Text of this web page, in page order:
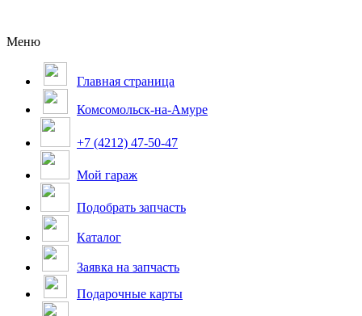
Меню
Главная страница
Комсомольск-на-Амуре
+7 (4212) 47-50-47
Мой гараж
Подобрать запчасть
Каталог
Заявка на запчасть
Подарочные карты